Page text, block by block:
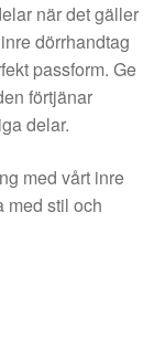
när det gäller
dörrhandtag
passform. Ge
förtjänar
delar.
med vårt inre
med stil och